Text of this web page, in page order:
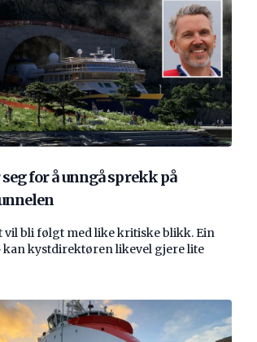
for å unngå sprekk på
vil bli følgt med like kritiske blikk. Ein
kystdirektøren likevel gjere lite